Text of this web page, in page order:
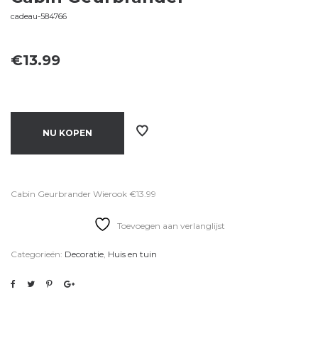
cadeau-584766
€13.99
NU KOPEN
Cabin Geurbrander Wierook €13.99
Toevoegen aan verlanglijst
Categorieën: Decoratie, Huis en tuin